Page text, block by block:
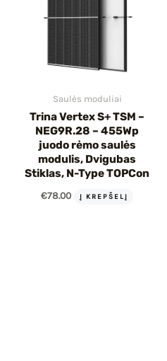
Saulės moduliai
Trina Vertex S+ TSM –
NEG9R.28 – 455Wp
juodo rėmo saulės
modulis, Dvigubas
Stiklas, N-Type TOPCon
€78.00 Į KREPŠELĮ